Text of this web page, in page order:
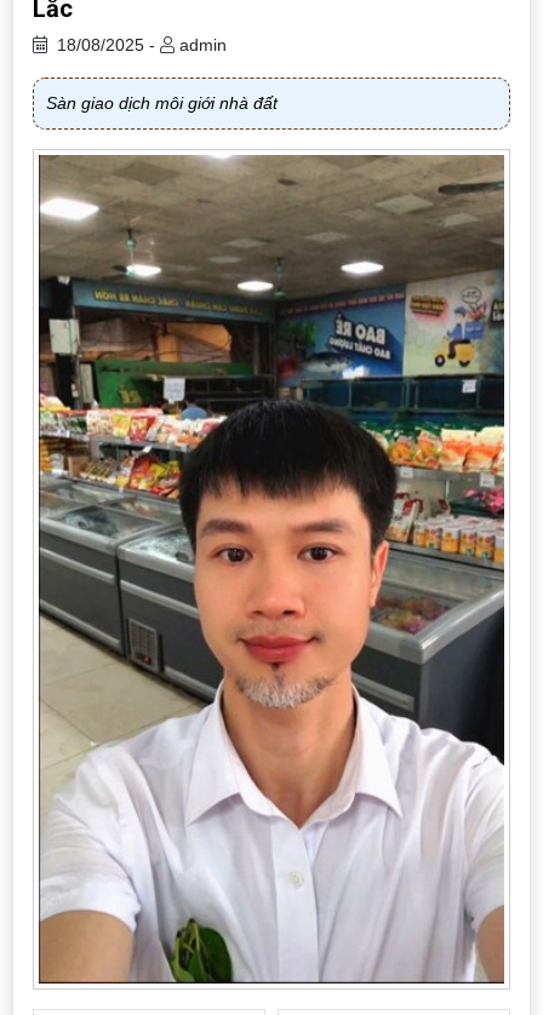
Cần thuê MBKD tại Phường Ô Chợ Dừa
Cần thuê MBKD tại Phường Yên Hòa
Cần thuê MBKD tại Phường Phương Liệt
Cần thuê MBKD tại Phường Khương Đình
Cần thuê MBKD tại Phường Yên Sở
Cần thuê MBKD tại Phường Hoàng Liệt
Cần thuê MBKD tại Phường Định Công
Cần thuê MBKD tại Phường Tương Mai
Cần thuê MBKD tại Phường Vĩnh Hưng
Cần thuê MBKD tại Phường Lĩnh Nam
Cần thuê MBKD tại Phường Hồng Hà
Cần thuê MBKD tại Phường Láng
Cần thuê MBKD tại Phường Văn Miếu
Cần thuê MBKD tại Phường Kim Liên
Cần thuê MBKD tại Phường Bạch Mai
Cần thuê MBKD tại Phường Vĩnh Tuy
Lắc
18/08/2025 - admin
Sàn giao dịch môi giới nhà đất